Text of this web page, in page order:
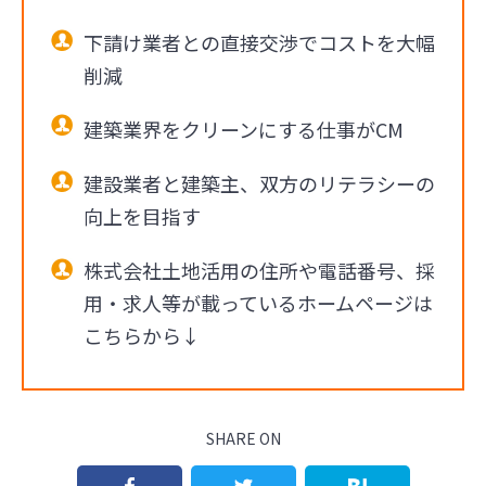
下請け業者との直接交渉でコストを大幅
削減
建築業界をクリーンにする仕事がCM
建設業者と建築主、双方のリテラシーの
向上を目指す
株式会社土地活用の住所や電話番号、採
用・求人等が載っているホームページは
こちらから↓
SHARE ON